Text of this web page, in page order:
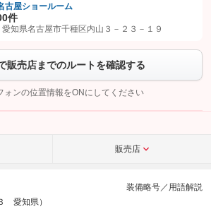
ネットを友だち追加してから「許可する」ボタンを押
ボタンをタップして問い合わせを
い。
こちら
屋ショールーム
0件
知県名古屋市千種区内山３－２３－１９
販売店までのルートを確認する
ォンの位置情報をONにしてください
販売店
愛知県）
装備略号／用語解説